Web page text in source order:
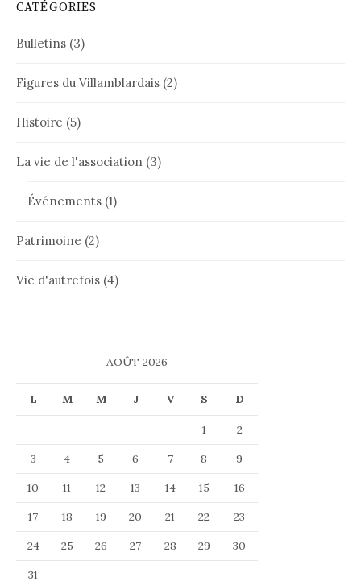
CATÉGORIES
Bulletins (3)
Figures du Villamblardais (2)
Histoire (5)
La vie de l'association (3)
Événements (1)
Patrimoine (2)
Vie d'autrefois (4)
AOÛT 2026
L M M J V S D
1
2
3
4 5 6 7 8
9
10
11 12 13 14 15
16
17
18 19 20 21 22
23
24
25 26 27 28 29
30
31